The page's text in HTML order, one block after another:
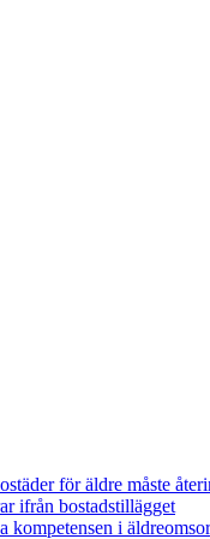
för äldre måste
ifrån bostadstillägget
kompetensen i